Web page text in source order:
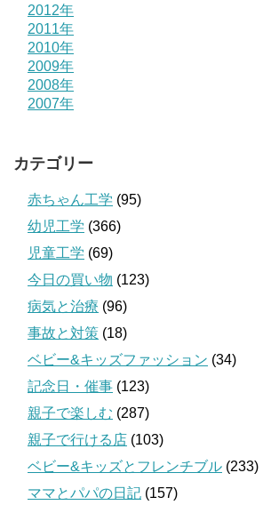
2012年
2011年
2010年
2009年
2008年
2007年
カテゴリー
赤ちゃん工学 (95)
幼児工学 (366)
児童工学 (69)
今日の買い物 (123)
病気と治療 (96)
事故と対策 (18)
ベビー&キッズファッション (34)
記念日・催事 (123)
親子で楽しむ (287)
親子で行ける店 (103)
ベビー&キッズとフレンチブル (233)
ママとパパの日記 (157)